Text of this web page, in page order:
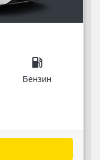
local_gas_station
Бензин